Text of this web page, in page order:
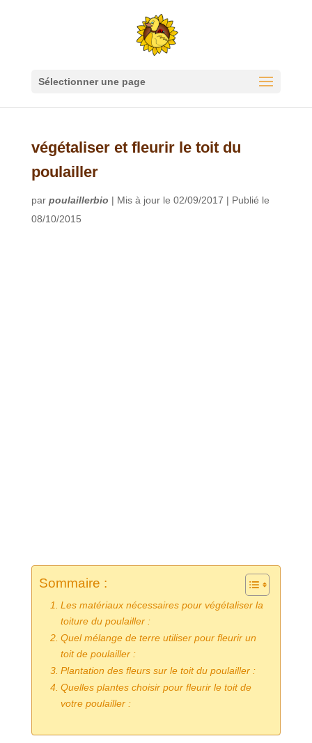
Sélectionner une page
végétaliser et fleurir le toit du
poulailler
par poulaillerbio | Mis à jour le 02/09/2017 | Publié le
08/10/2015
Sommaire :
Les matériaux nécessaires pour végétaliser la
toiture du poulailler :
Quel mélange de terre utiliser pour fleurir un
toit de poulailler :
Plantation des fleurs sur le toit du poulailler :
Quelles plantes choisir pour fleurir le toit de
votre poulailler :